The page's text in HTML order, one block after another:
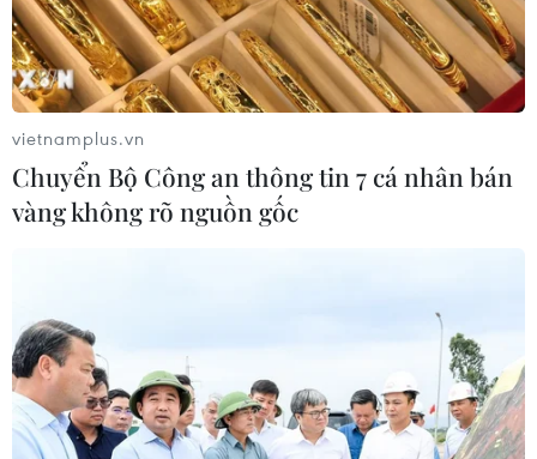
vietnamplus.vn
Chuyển Bộ Công an thông tin 7 cá nhân bán
vàng không rõ nguồn gốc